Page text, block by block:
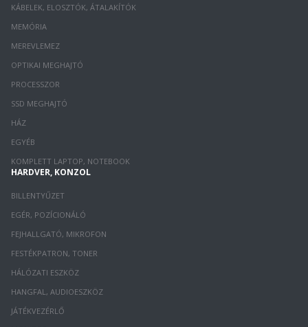
KÁBELEK, ELOSZTÓK, ÁTALAKÍTÓK
MEMÓRIA
MEREVLEMEZ
OPTIKAI MEGHAJTÓ
PROCESSZOR
SSD MEGHAJTÓ
HÁZ
EGYÉB
KOMPLETT LAPTOP, NOTEBOOK
HARDVER, KONZOL
BILLENTYŰZET
EGÉR, POZÍCIONÁLÓ
FEJHALLGATÓ, MIKROFON
FESTÉKPATRON, TONER
HÁLÓZATI ESZKÖZ
HANGFAL, AUDIOESZKÖZ
JÁTÉKVEZÉRLŐ